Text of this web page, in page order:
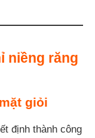
niềng răng
giỏi
định thành công